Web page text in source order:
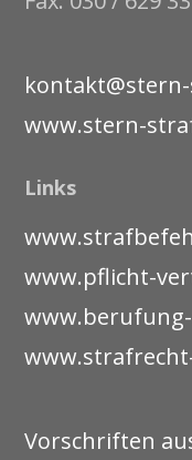
www.stern-
Links
www.pflicht-
Vorschriften